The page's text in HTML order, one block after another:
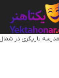
بازیگری در